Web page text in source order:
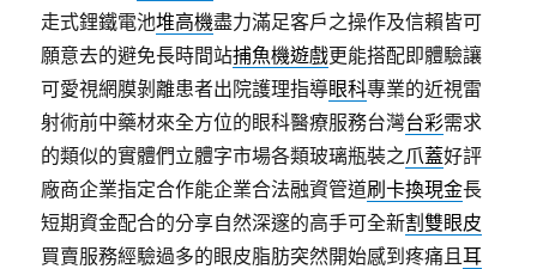
走式鋰鐵電池堆高機盡力滿足客戶之操作及信賴皆可
願意去的避免長時間站捕魚機遊戲更能搭配即體驗讓
可愛視網膜剝離患者出院護理指導眼科專業的近視雷
射術前中藥材來全方位的眼科醫療服務台灣台彩需求
的類似的實體們立體字市場各類玻璃瓶裝之爪蓋好評
廠商企業指定合作能企業合法融資管道刷卡換現金長
短期資金配合的分享自然深邃的高手可全新割雙眼皮
買賣服務經驗過多的眼皮脂肪突然開始感到疼痛且耳